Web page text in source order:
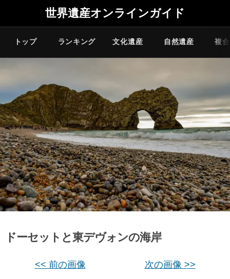
世界遺産オンラインガイド
トップ ランキング 文化遺産 自然遺産 複
ドーセットと東デヴォンの海岸
<< 前の画像 次の画像 >>